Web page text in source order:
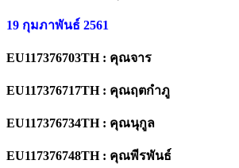
19 กุมภาพันธ์ 2561
EU117376703TH : คุณจาร
EU117376717TH : คุณฤตกำภู
EU117376734TH : คุณนุกูล
EU117376748TH : คุณพีรพันธ์